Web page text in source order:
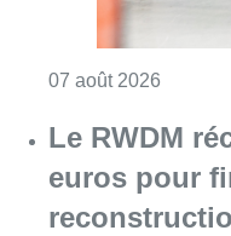
07 août 2026
Le RWDM
euros pour